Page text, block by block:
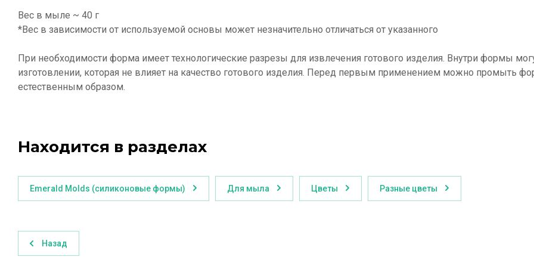
Вес в мыле ~ 40 г
*Вес в зависимости от используемой основы может незначительно отличаться от указанного
При необходимости форма имеет технологические разрезы для извлечения готового изделия. Внутри формы
изготовлении, которая не влияет на качество готового изделия. Перед первым применением можно промыть
естественным образом.
Находится в разделах
Emerald Molds (силиконовые формы) Для мыла Цветы Разные цветы
Назад